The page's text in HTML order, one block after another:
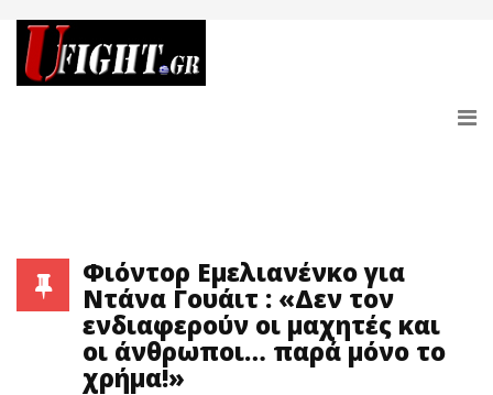
Φιόντορ Εμελιανένκο για
Ντάνα Γουάιτ : «Δεν τον
ενδιαφερούν οι μαχητές και
οι άνθρωποι… παρά μόνο το
χρήμα!»